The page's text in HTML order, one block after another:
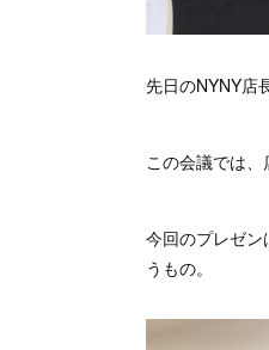
先日のNYNY店
この会議では、
今回のプレゼ
うもの。